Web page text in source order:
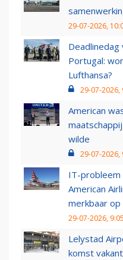
29-07-2026,
Portugal:
Lufthansa?
29-07-2026,
American
wilde
29-07-2026,
IT-
American
merkbaar op
29-07-2026, 9:05
Lelystad
komst